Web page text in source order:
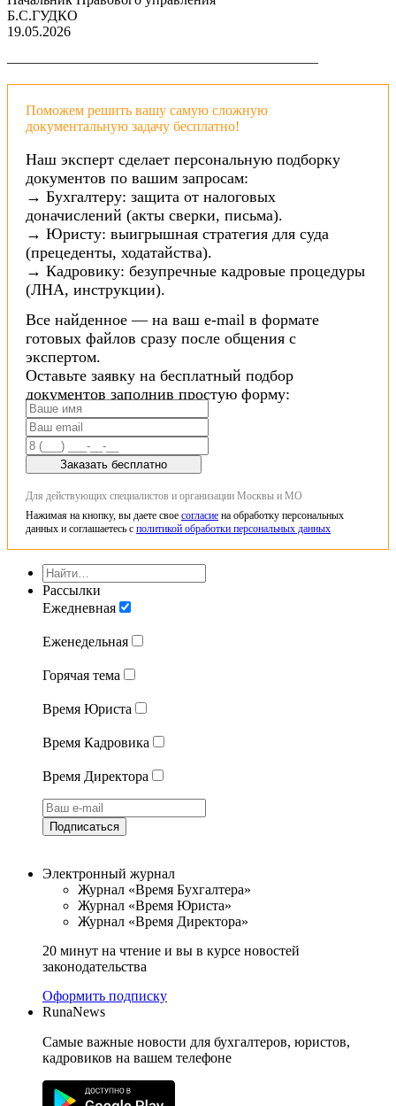
Б.С.ГУДКО
19.05.2026
——————————————————————
Поможем решить вашу самую сложную
документальную задачу бесплатно!
Наш эксперт сделает персональную подборку
документов по вашим запросам:
→ Бухгалтеру: защита от налоговых
доначислений (акты сверки, письма).
→ Юристу: выигрышная стратегия для суда
(прецеденты, ходатайства).
→ Кадровику: безупречные кадровые процедуры
(ЛНА, инструкции).
Все найденное — на ваш e-mail в формате
готовых файлов сразу после общения с
экспертом.
Оставьте заявку на бесплатный подбор
документов заполнив простую форму:
Заказать бесплатно
Для действующих специалистов и организации Москвы и МО
Нажимая на кнопку, вы даете свое согласие на обработку персональных
данных и соглашаетесь с политикой обработки персональных данных
Рассылки
Ежедневная
Еженедельная
Горячая тема
Время Юриста
Время Кадровика
Время Директора
Подписаться
Электронный журнал
Журнал «Время Бухгалтера»
Журнал «Время Юриста»
Журнал «Время Директора»
20 минут на чтение и вы в курсе новостей
законодательства
Оформить подписку
RunaNews
Самые важные новости для бухгалтеров, юристов,
кадровиков на вашем телефоне